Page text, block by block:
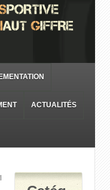
ACTUALITÉS